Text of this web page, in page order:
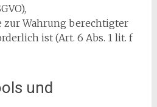
zur Wahrung berechtigter
ist (Art. 6 Abs. 1 lit. f
und